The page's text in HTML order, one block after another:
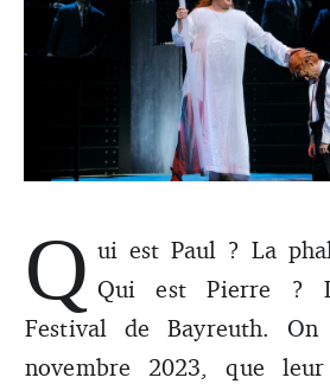
Photo : Les choeurs de Bayreuth
Q ui est Paul ? La
Qui est Pierre ?
Festival de Bayreuth.
novembre 2023, que